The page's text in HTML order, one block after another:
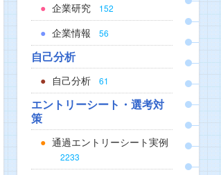
企業研究 152
企業情報 56
自己分析
自己分析 61
エントリーシート・選考対
策
通過エントリーシート実例
2233